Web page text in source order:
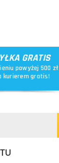
GRATIS
powyżej 500 zł
kurierem gratis!